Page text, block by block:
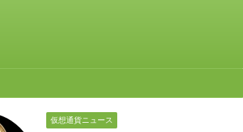
仮想通貨ニュース